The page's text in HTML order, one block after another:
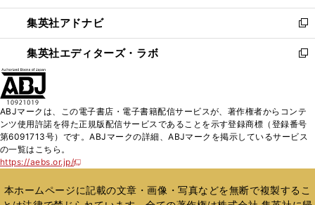
開
く
ウ
で
開
く
ン
ド
ウ
で
ウ
ィ
ン
ド
く
集英社アドナビ
新
し
い
ド
ウ
で
集英社エディターズ・ラボ
新
ィ
ン
ド
開
ABJマークは、この電子書店・電子書籍配信サービスが、著作権者からコンテ
ンツ使用許諾を得た正規版配信サービスであることを示す登録商標（登録番号
第6091713号）です。ABJマークの詳細、ABJマークを掲示しているサービス
の一覧はこちら。
https://aebs.or.jp/
新
い
ウ
本ホームページに記載の文章・画像・写真などを無断で複製するこ